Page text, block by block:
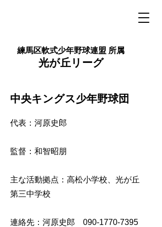
練馬区軟式少年野球連盟 所属
​光が丘リーグ
中央キングス少年野球団
代表：河原史郎
監督：和智昭朋
主な活動拠点：高松小学校、光が丘
第三中学校
連絡先：河原史郎 090-1770-7395